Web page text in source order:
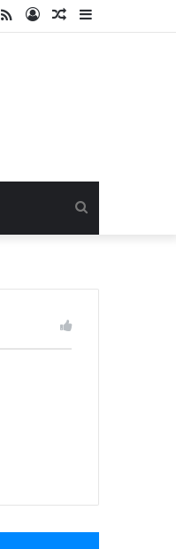
Kenar
Rastgele
Kayıt
RSS